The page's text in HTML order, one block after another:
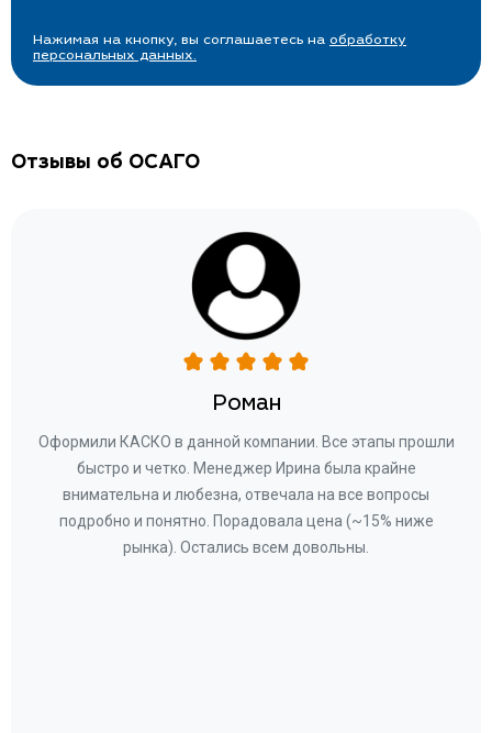
Нажимая на кнопку, вы соглашаетесь на обработку
персональных данных.
Отзывы об ОСАГО
Роман
Оформили КАСКО в данной компании. Все этапы прошли
быстро и четко. Менеджер Ирина была крайне
внимательна и любезна, отвечала на все вопросы
подробно и понятно. Порадовала цена (~15% ниже
рынка). Остались всем довольны.